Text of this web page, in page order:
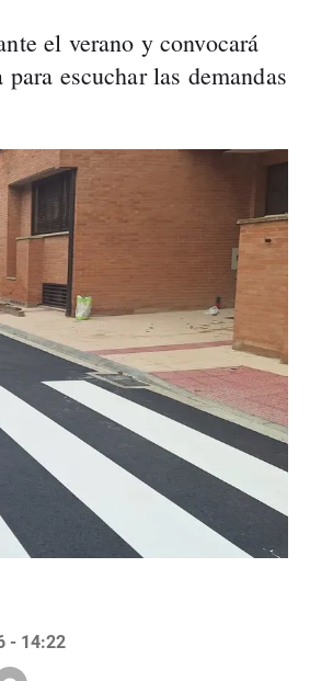
el verano y convocará
escuchar las demandas
- 14:22